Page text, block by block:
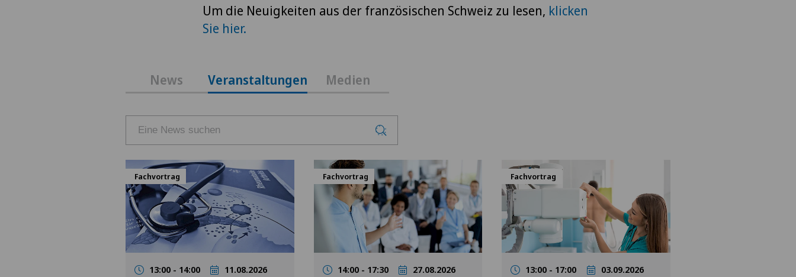
Um die Neuigkeiten aus der französischen Schweiz zu lesen, klicken
Sie hier.
News Veranstaltungen Medien
Fachvortrag
13:00 - 14:00
11.08.2026
Fachvortrag
14:00 - 17:30
27.08.2026
Fachvortrag
13:00 - 17:00
03.09.2026